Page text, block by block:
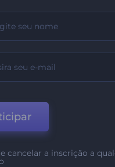
cancelar a inscrição a